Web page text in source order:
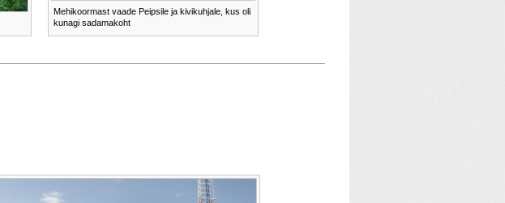
Mehikoormast vaade Peipsile ja kivikuhjale, kus oli
kunagi sadamakoht